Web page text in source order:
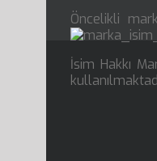
Öncelikli
İsim Hakkı